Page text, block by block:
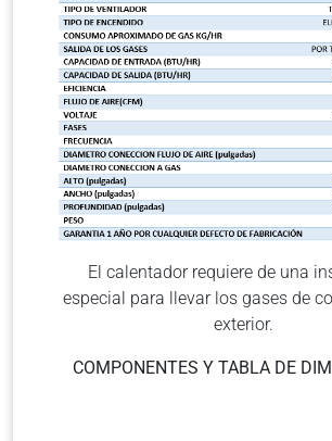
El calentador requiere de una
especial para llevar los gases de
exterior.
COMPONENTES Y TABLA DE